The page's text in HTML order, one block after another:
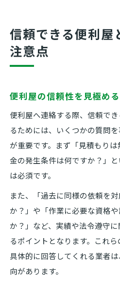
料金見積もりで失敗しな
便利屋の料金見積も
見積もり時の便利屋
め
便利屋の料金見積も
用
女性スタッフ対応の便利
方法
女性スタッフ在籍の
女性が安心して便利
項
女性スタッフ対応の
便利屋へ女性が連絡
便利屋の女性スタッ
信頼できる便利屋
注意点
便利屋の信頼性を見極め
便利屋へ連絡する際、信頼で
るためには、いくつかの質問
が重要です。まず「見積もり
金の発生条件は何ですか？」
は必須です。
また、「過去に同様の依頼を
か？」や「作業に必要な資格
か？」など、実績や法令遵守
るポイントとなります。これ
具体的に回答してくれる業者
向があります。